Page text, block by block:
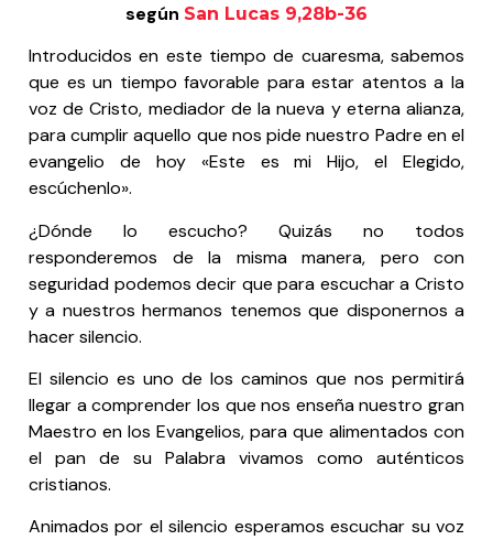
según San Lucas 9,28b-36
Introducidos en este tiempo de cuaresma, sabemos
que es un tiempo favorable para estar atentos a la
voz de Cristo, mediador de la nueva y eterna alianza,
para cumplir aquello que nos pide nuestro Padre en el
evangelio de hoy «Este es mi Hijo, el Elegido,
escúchenlo».
¿Dónde lo escucho? Quizás no todos
responderemos de la misma manera, pero con
seguridad podemos decir que para escuchar a Cristo
y a nuestros hermanos tenemos que disponernos a
hacer silencio.
El silencio es uno de los caminos que nos permitirá
llegar a comprender los que nos enseña nuestro gran
Maestro en los Evangelios, para que alimentados con
el pan de su Palabra vivamos como auténticos
cristianos.
Animados por el silencio esperamos escuchar su voz